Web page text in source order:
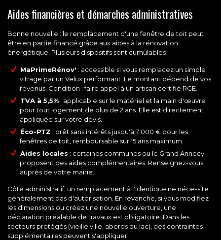
Aides financières et démarches administratives
Bonne nouvelle : le remplacement d'une fenêtre de toit peut
être en partie financé grâce aux aides à la rénovation
énergétique. Plusieurs dispositifs sont cumulables :
MaPrimeRénov' : accessible si vous remplacez un simple
vitrage par un Velux performant. Le montant dépend de vos
revenus. Condition : faire appel à un artisan certifié RGE
TVA à 5,5% : applicable sur le matériel et la main d'œuvre
pour tout logement de plus de 2 ans. Elle est directement
appliquée sur votre devis.
Éco-PTZ : prêt sans intérêts jusqu'à 7 000 € pour les
fenêtres de toit, remboursable sur 15 ans maximum.
Aides locales : certaines communes ou le Grand Annecy
proposent des aides complémentaires. Renseignez-vous
auprès de votre mairie.
Côté administratif, un remplacement à l'identique ne nécessite
généralement pas d'autorisation. En revanche, si vous modifiez
les dimensions ou créez une nouvelle ouverture, une
déclaration préalable de travaux est obligatoire. Dans les
secteurs protégés (vieille ville, abords du lac), des contraintes
supplémentaires peuvent s'appliquer.